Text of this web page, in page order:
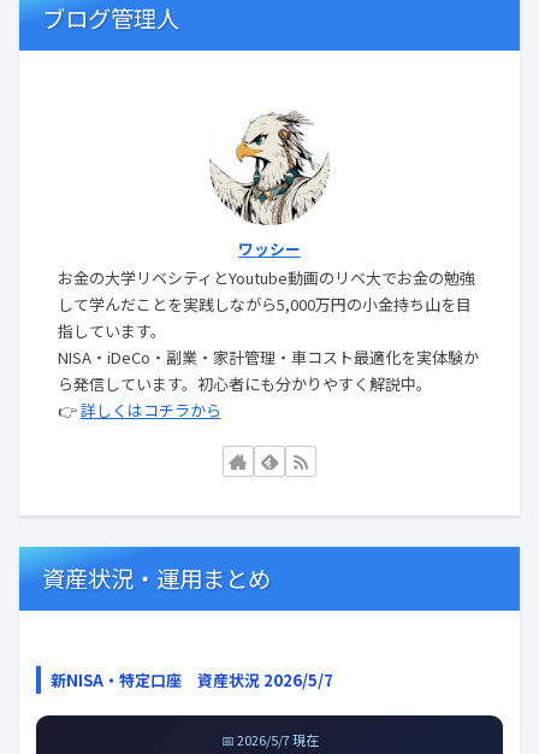
ブログ管理人
ワッシー
お金の大学リベシティとYoutube動画のリベ大でお金の勉強
して学んだことを実践しながら5,000万円の小金持ち山を目
指しています。
NISA・iDeCo・副業・家計管理・車コスト最適化を実体験か
ら発信しています。初心者にも分かりやすく解説中。
👉詳しくはコチラから
資産状況・運用まとめ
新NISA・特定口座 資産状況 2026/5/7
📅 2026/5/7 現在